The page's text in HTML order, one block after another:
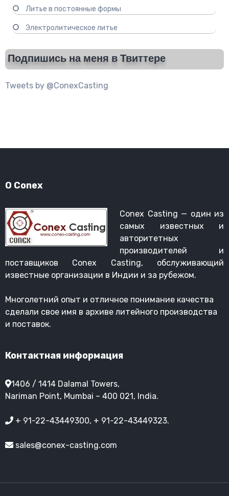
Литье в постоянные формы
Электролитическое литье
Подпишись на меня в Твиттере
Tweets by @ConexCasting
О Conex
Conex Casting — один из
самых известных и
авторитетных
производителей и
поставщиков Conex Casting, обслуживающий
известные организации в Индии и за рубежом.
Многолетний опыт и отличное понимание качества
сделали свое имя в архиве литейного производства
и поставок.
Контактная информация
1406 / 1414 Dalamal Towers,
Nariman Point, Mumbai – 400 021, India.
+ 91-22-43449300, + 91-22-43449323.
sales@conex-casting.com